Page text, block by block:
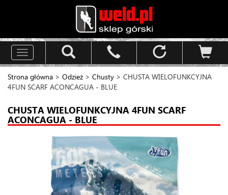
Toggle
navigation
Strona główna > Odzież > Chusty > CHUSTA WIELOFUNKCYJNA
4FUN SCARF ACONCAGUA - BLUE
CHUSTA WIELOFUNKCYJNA 4FUN SCARF
ACONCAGUA - BLUE